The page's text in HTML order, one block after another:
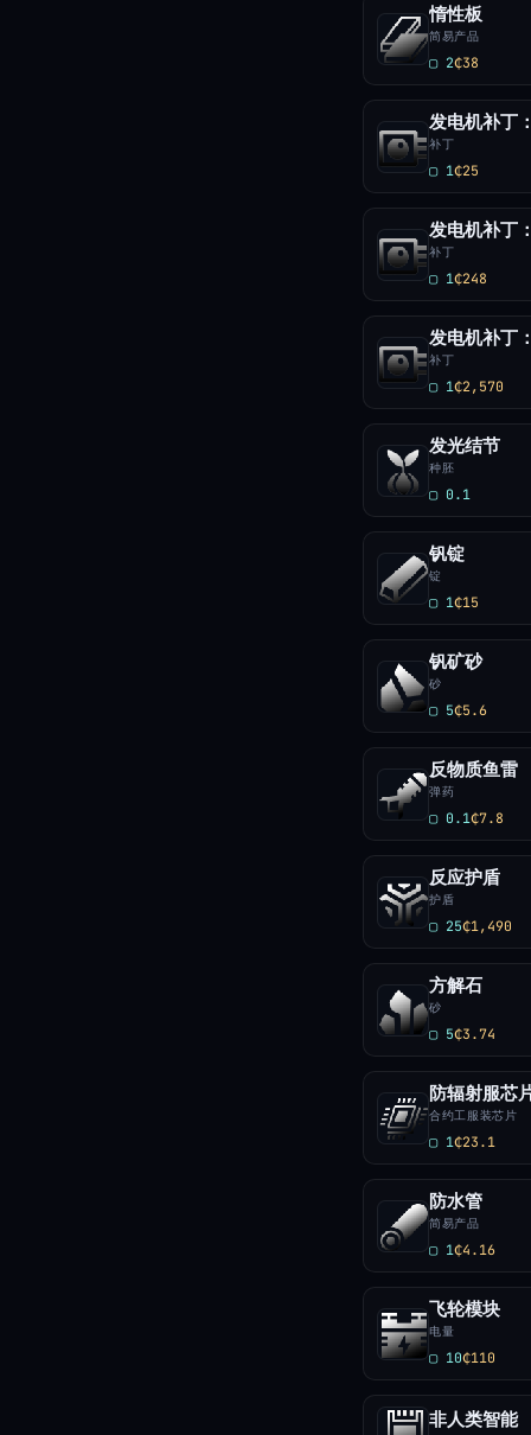
惰性板
简易产品
▢ 2₵38
发电机补丁
补丁
▢ 1₵25
发电机补丁
补丁
▢ 1₵248
发电机补丁
补丁
▢ 1₵2,570
发光结节
种胚
▢ 0.1
钒锭
锭
▢ 1₵15
钒矿砂
砂
▢ 5₵5.6
反物质鱼雷
弹药
▢ 0.1₵7.8
反应护盾
护盾
▢ 25₵1,490
方解石
砂
▢ 5₵3.74
防辐射服芯
合约工服装芯片
▢ 1₵23.1
防水管
简易产品
▢ 1₵4.16
飞轮模块
电量
▢ 10₵110
非人类智能